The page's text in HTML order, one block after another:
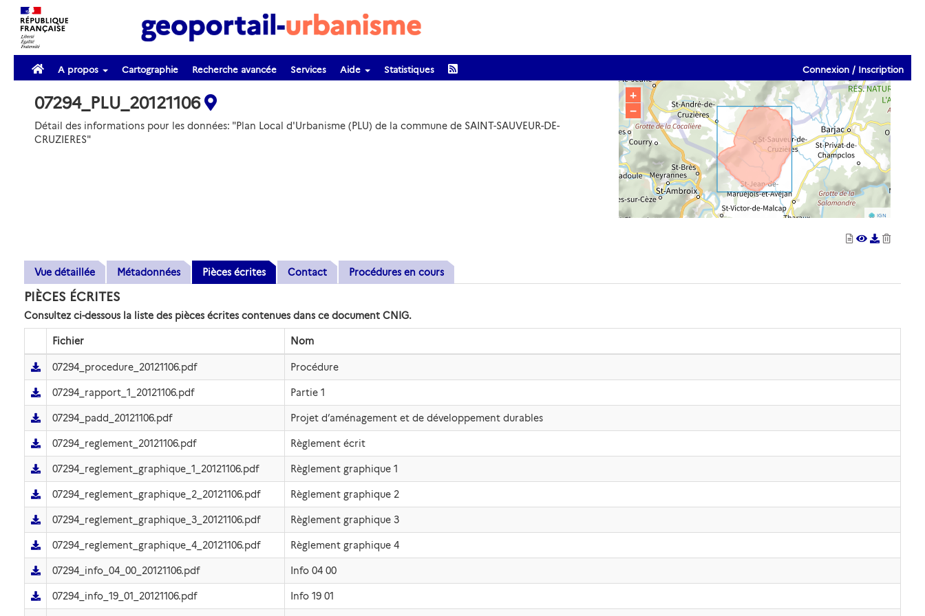
A propos Cartographie Recherche avancée Services Aide Statistiques Connexion / Inscription
07294_PLU_20121106
Détail des informations pour les données: "Plan Local d'Urbanisme (PLU) de la commune de SAINT-SAUVEUR-DE-
CRUZIERES"
+
−
IGN
Vue détaillée Métadonnées Pièces écrites Contact Procédures en cours
PIÈCES ÉCRITES
Consultez ci-dessous la liste des pièces écrites contenues dans ce document CNIG.
Fichier Nom
07294_procedure_20121106.pdf Procédure
07294_rapport_1_20121106.pdf Partie 1
07294_padd_20121106.pdf Projet d’aménagement et de développement durables
07294_reglement_20121106.pdf Règlement écrit
07294_reglement_graphique_1_20121106.pdf Règlement graphique 1
07294_reglement_graphique_2_20121106.pdf Règlement graphique 2
07294_reglement_graphique_3_20121106.pdf Règlement graphique 3
07294_reglement_graphique_4_20121106.pdf Règlement graphique 4
07294_info_04_00_20121106.pdf Info 04 00
07294_info_19_01_20121106.pdf Info 19 01